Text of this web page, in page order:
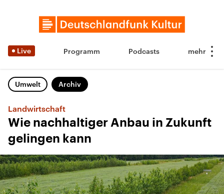
Live Programm Podcasts
Umwelt Archiv
Landwirtschaft
Wie nachhaltiger Anbau in Zukunft
gelingen kann